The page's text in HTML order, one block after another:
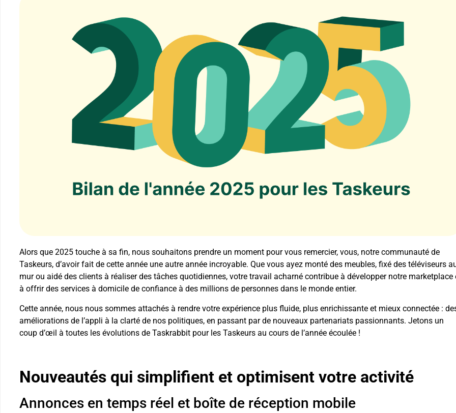
Alors que 2025 touche à sa fin, nous souhaitons prendre un moment pour vous remercier, vous, notre communauté de
Taskeurs, d’avoir fait de cette année une autre année incroyable. Que vous ayez monté des meubles, fixé des téléviseurs
mur ou aidé des clients à réaliser des tâches quotidiennes, votre travail acharné contribue à développer notre marketplace
à offrir des services à domicile de confiance à des millions de personnes dans le monde entier.
Cette année, nous nous sommes attachés à rendre votre expérience plus fluide, plus enrichissante et mieux connectée :
améliorations de l’appli à la clarté de nos politiques, en passant par de nouveaux partenariats passionnants. Jetons un
coup d’œil à toutes les évolutions de Taskrabbit pour les Taskeurs au cours de l’année écoulée !
Nouveautés qui simplifient et optimisent votre activité
Annonces en temps réel et boîte de réception mobile